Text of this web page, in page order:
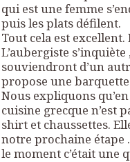
qui est une femme
puis les plats défilent.
Tout cela est
L’aubergiste
souviendront d’un
propose une
Nous expliquons
cuisine grecque n’est
shirt et chaussettes.
notre prochaine étape
le moment c’était une